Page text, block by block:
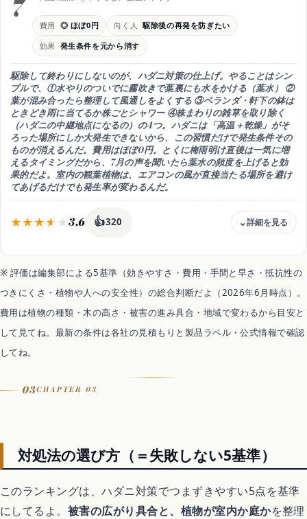
注意
本数・高さ・総額の条件をそろえる
総額と内訳で2〜3社を比較
向き
まず相場を知りたい人
7 費用 ◎ ほぼ0円 向く人
駆除後の再発を防ぎたい
効果 発生条件を元から消す
駆除して終わりにしないのが、ハダニ対策の仕上げ。やることはシン
プルで、 ①水やりのついでに霧吹きで葉裏にも水をかける（葉水） ②
葉が混み合ったら整理して風通しをよくする ③ベランダ・軒下の鉢は
ときどき雨に当てるか株ごとシャワー ④株まわりの雑草を取り除く
（ハダニの中継地点になるの） の4つ。ハダニは「高温＋乾燥」がそ
ろった場所にしか大発生できないから、 この習慣だけで発生条件その
ものが消えるんだ。費用はほぼ0円。とくに梅雨明け直後は一気に増
えるタイミングだから、 7月の声を聞いたら葉水の頻度を上げると効
果的だよ。室内の観葉植物は、エアコンの風が直接当たる場所を避け
てあげるだけでも発生率が変わるんだ。
3.6 👍320
費用感
発生条件（高温乾燥）を元から消す
注意
今いるハダニには効かない・駆除と併用
コツ
梅雨明けから葉水の頻度を上げる
駆除後の再発を防ぎたい人
※ 評価は編集部による5基準（効きやすさ・費用・手間と早さ・抵抗性の
つきにくさ・植物や人への安全性）の総合判断だよ（2026年6月時点）。
費用は植物の種類・木の高さ・被害の進み具合・地域で変わるから目安と
して見てね。最新の条件は各社の見積もりと製品ラベル・公式情報で確認
してね。
03CHAPTER 03
対処法の選び方（＝失敗しない5基準）
このランキングは、ハダニ対策でつまずきやすい5点を基準
にしてるよ。 被害の広がり具合と、植物が室内か庭かを整理